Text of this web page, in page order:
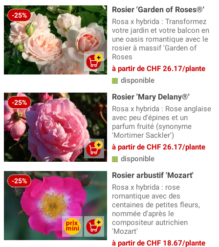
-25%
Rosier 'Garden of Roses®'
Rosa x hybrida : Transformez
votre jardin et votre balcon en
une oasis romantique avec le
rosier à massif 'Garden of
Roses
à partir de CHF 26.17/plante
disponible
-25%
Rosier 'Mary Delany®'
Rosa x hybrida : Rose anglaise
avec peu d'épines et un
parfum fruité (synonyme
'Mortimer Sackler')
à partir de CHF 26.17/plante
disponible
-25%
Rosier arbustif 'Mozart'
Rosa x hybrida : rose
romantique avec des
centaines de petites fleurs,
nommée d'après le
compositeur autrichien
'Mozart'
à partir de CHF 18.67/plante